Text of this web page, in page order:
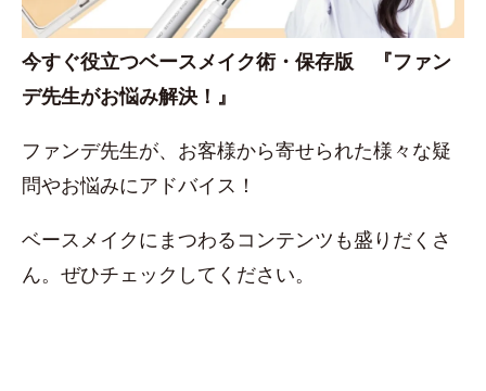
今すぐ役立つベースメイク術・保存版 『ファン
デ先生がお悩み解決！』
ファンデ先生が、お客様から寄せられた様々な疑
問やお悩みにアドバイス！
ベースメイクにまつわるコンテンツも盛りだくさ
ん。ぜひチェックしてください。